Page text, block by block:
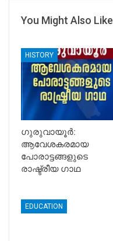
You Might Also Like
HISTORY
ഗുരുവായൂർ:
ആവേശകരമായ
പോരാട്ടങ്ങളുടെ
രാഷ്ട്രീയ ഗാഥ
EDUCATION